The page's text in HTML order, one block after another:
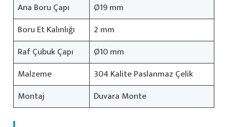
Ana Boru Çapı
Ø19 mm
Boru Et Kalınlığı
2 mm
Raf Çubuk Çapı
Ø10 mm
Malzeme
304 Kalite Paslanmaz Çelik
Montaj
Duvara Monte